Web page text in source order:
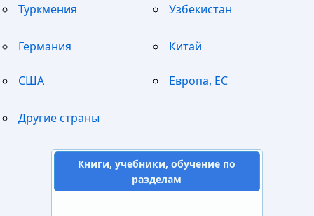
Туркмения Узбекистан
Германия Китай
США Европа, ЕС
Другие страны
Книги, учебники, обучение по
разделам